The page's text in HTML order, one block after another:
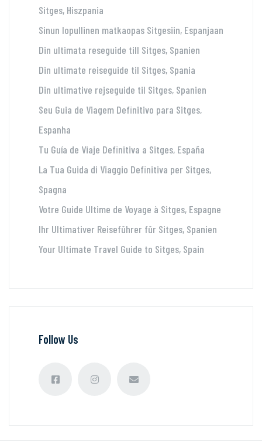
Sitges, Hiszpania
Sinun lopullinen matkaopas Sitgesiin, Espanjaan
Din ultimata reseguide till Sitges, Spanien
Din ultimate reiseguide til Sitges, Spania
Din ultimative rejseguide til Sitges, Spanien
Seu Guia de Viagem Definitivo para Sitges,
Espanha
Tu Guía de Viaje Definitiva a Sitges, España
La Tua Guida di Viaggio Definitiva per Sitges,
Spagna
Votre Guide Ultime de Voyage à Sitges, Espagne
Ihr Ultimativer Reiseführer für Sitges, Spanien
Your Ultimate Travel Guide to Sitges, Spain
Follow Us